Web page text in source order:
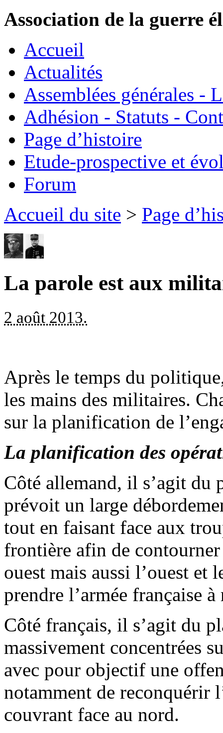
Association de la guerre
Accueil
Actualités
Assemblées générales -
Adhésion - Statuts -
Page d’histoire
Etude-prospective et
Forum
Accueil du site > Page
La parole est aux
2 août 2013.
Après le temps du
les mains des militaires.
sur la planification de
La planification des
Côté allemand, il s’agit du
prévoit un large
tout en faisant face aux
frontière afin de
ouest mais aussi l’ouest et
prendre l’armée française à
Côté français, il s’agit du
massivement concentrées
avec pour objectif une
notamment de reconquérir
couvrant face au nord.